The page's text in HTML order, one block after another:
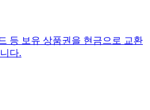
등 보유 상품권을 현금으로 교환
다.